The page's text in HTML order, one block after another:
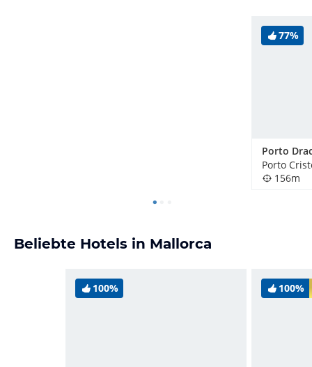
77%
Porto
156m
Beliebte Hotels in Mallorca
100% 100%